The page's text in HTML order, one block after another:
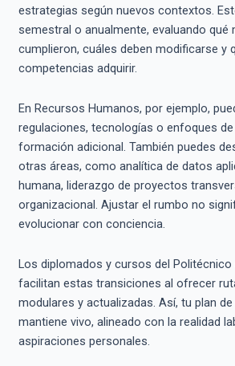
estrategias según nuevos contextos.
semestral o anualmente, evaluando qué
cumplieron, cuáles deben modificarse y
competencias adquirir.
En Recursos Humanos, por ejemplo,
regulaciones, tecnologías o enfoques
formación adicional. También puedes
otras áreas, como analítica de datos
humana, liderazgo de proyectos
organizacional. Ajustar el rumbo no
evolucionar con conciencia.
Los diplomados y cursos del Politécnico
facilitan estas transiciones al ofrecer
modulares y actualizadas. Así, tu plan
mantiene vivo, alineado con la realidad
aspiraciones personales.